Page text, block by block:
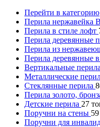
Перейти в категорию
Перила нержавейка
Перила в стиле лофт
Перила деревянные
Перила из
Перила деревянные
Вертикальные
Металлические
Стеклянные перила
Перила золото,
Детские перила 27
Поручни на стены 59
Поручни для